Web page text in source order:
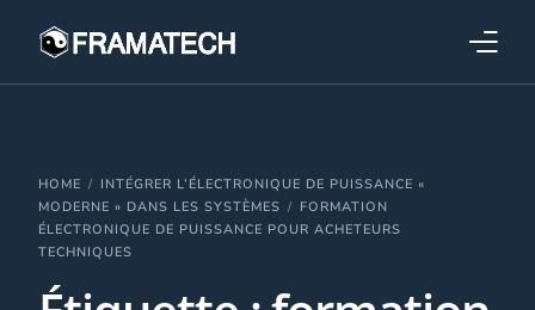
HOME
INTÉGRER L’ÉLECTRONIQUE DE PUISSANCE «
MODERNE » DANS LES SYSTÈMES
FORMATION
ÉLECTRONIQUE DE PUISSANCE POUR ACHETEURS
TECHNIQUES
Formations
Performance électronique